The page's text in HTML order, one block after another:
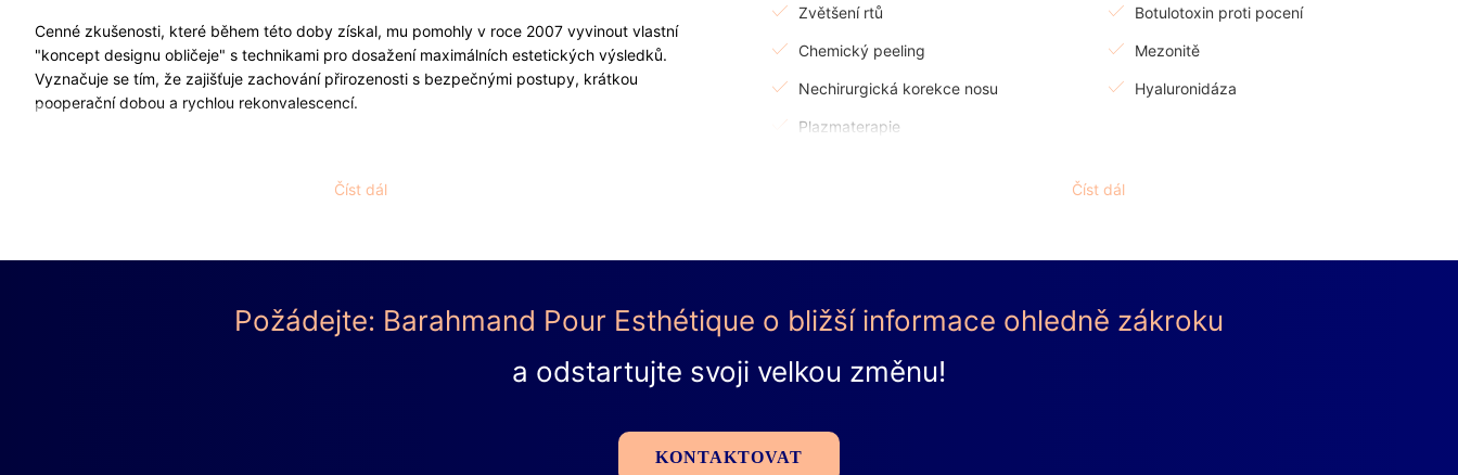
Cenné zkušenosti, které během této doby získal, mu pomohly v roce 2007 vyvinout vlastní
"koncept designu obličeje" s technikami pro dosažení maximálních estetických výsledků.
Vyznačuje se tím, že zajišťuje zachování přirozenosti s bezpečnými postupy, krátkou
pooperační dobou a rychlou rekonvalescencí.
nabízí širokou škálu estetických ošetření obličeje. Mezi jeho hlavní
oceňují nejen jeho odborné znalosti, ale především jeho způsob,
jakým se k nim chová. Během konzultace svým klientům věnuje nadprůměrně mnoho času
a působí naprosto důvěryhodně a profesionálně. Po podrobné anamnéze a klinickém
Číst dál
Zvětšení rtů Botulotoxin proti pocení
Chemický peeling Mezonitě
Nechirurgická korekce nosu Hyaluronidáza
Plazmaterapie
Odstranění lipomu Laserová dermatologie
Laserová léčba akné
LÉČBA KŘEČOVÝCH ŽIL
Číst dál
Požádejte: Barahmand Pour Esthétique o bližší informace ohledně zákroku
a odstartujte svoji velkou změnu!
KONTAKTOVAT